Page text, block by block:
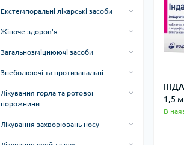
печінки
Від діареї
Для нормалізації мікрофлори
кишківника у дітей
При метеоризмі та вздутті
Сорбенти
Екстемпоральні лікарські засоби
Жіноче здоров'я
Загальнозміцнюючі засоби
Знеболюючі та протизапальні
Знеболюючі та спазмолітики
Лікування горла та ротової
порожнини
горлі
Лікування захворювань носу
1,5
В